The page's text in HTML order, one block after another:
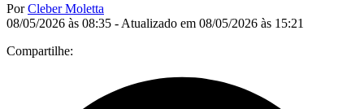
PorCleber Moletta
08/05/2026 às 08:35 - Atualizado em 08/05/2026 às 15:21
Compartilhe: